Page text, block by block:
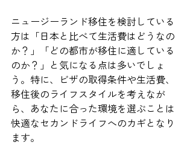
ニュージーランド移住を検討している
方は「日本と比べて生活費はどうなの
か？」「どの都市が移住に適している
のか？」と気になる点は多いでしょ
う。特に、ビザの取得条件や生活費、
移住後のライフスタイルを考えなが
ら、あなたに合った環境を選ぶことは
快適なセカンドライフへのカギとなり
ます。